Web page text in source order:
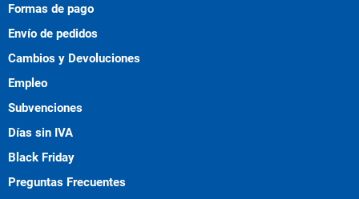
Formas de pago
Envío de pedidos
Cambios y Devoluciones
Empleo
Subvenciones
Días sin IVA
Black Friday
Preguntas Frecuentes